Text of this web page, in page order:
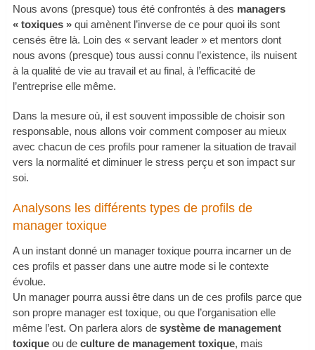
Nous avons (presque) tous été confrontés à des managers
« toxiques »qui amènent l’inverse de ce pour quoi ils sont
censés être là. Loin des « servant leader » et mentors dont
nous avons (presque) tous aussi connu l’existence, ils nuisent
à la qualité de vie au travail et au final, à l’efficacité de
l’entreprise elle même.
Dans la mesure où, il est souvent impossible de choisir son
responsable, nous allons voir comment composer au mieux
avec chacun de ces profils pour ramener la situation de travail
vers la normalité et diminuer le stress perçu et son impact sur
soi.
Analysons les différents types de profils de
manager toxique
A un instant donné un manager toxique pourra incarner un de
ces profils et passer dans une autre mode si le contexte
évolue.
Un manager pourra aussi être dans un de ces profils parce que
son propre manager est toxique, ou que l’organisation elle
même l’est. On parlera alors de système de management
toxiqueou de culture de management toxique, mais